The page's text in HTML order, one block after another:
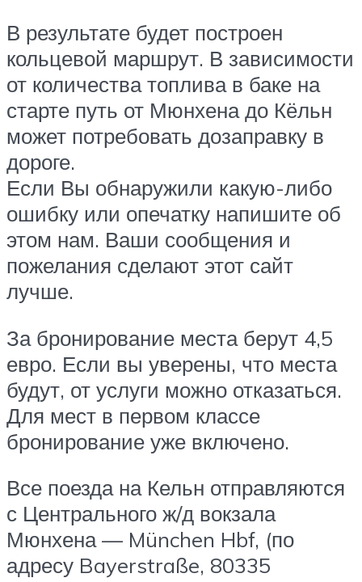
В результате будет построен
кольцевой маршрут. В зависимости
от количества топлива в баке на
старте путь от Мюнхена до Кёльн
может потребовать дозаправку в
дороге.
Если Вы обнаружили какую-либо
ошибку или опечатку напишите об
этом нам. Ваши сообщения и
пожелания сделают этот сайт
лучше.
За бронирование места берут 4,5
евро. Если вы уверены, что места
будут, от услуги можно отказаться.
Для мест в первом классе
бронирование уже включено.
Все поезда на Кельн отправляются
с Центрального ж/д вокзала
Мюнхена — München Hbf, (по
адресу Bayerstraße, 80335